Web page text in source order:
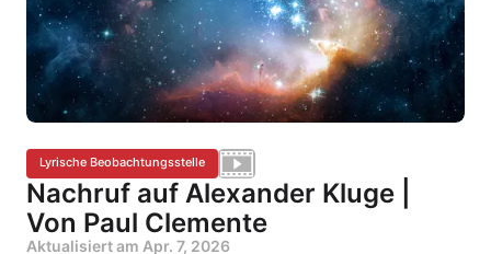
Lyrische Beobachtungsstelle
Nachruf auf Alexander Kluge |
Von Paul Clemente
Aktualisiert am Apr. 7, 2026